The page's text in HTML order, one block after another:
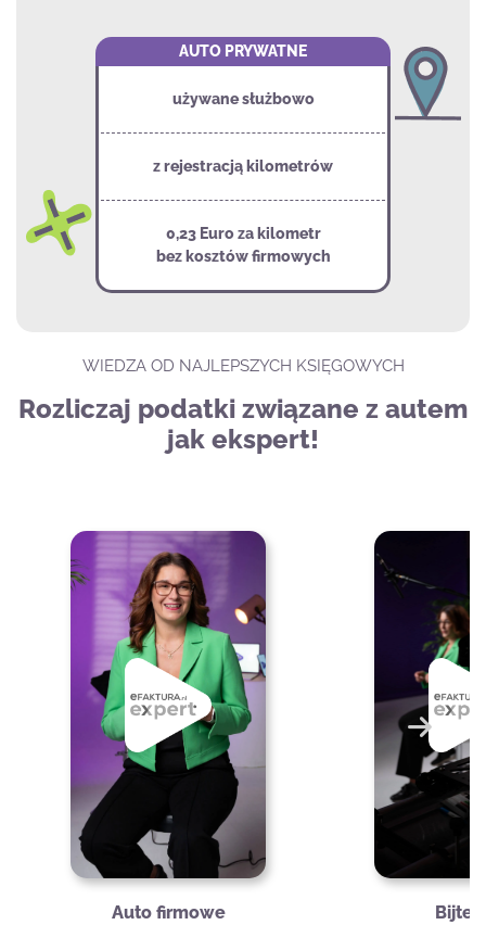
AUTO PRYWATNE
używane służbowo
z rejestracją kilometrów
0,23 Euro za kilometr
bez kosztów firmowych
WIEDZA OD NAJLEPSZYCH KSIĘGOWYCH
Rozliczaj podatki związane z autem
jak ekspert!
Play
Auto firmowe
Play
Dalej